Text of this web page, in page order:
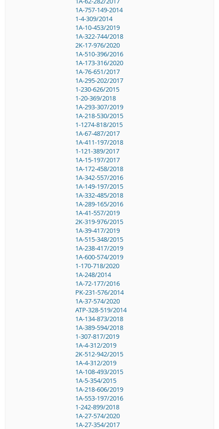
1A-757-149-2014
1-4-309/2014
1A-10-453/2019
1A-322-744/2018
2K-17-976/2020
1A-510-396/2016
1A-173-316/2020
1A-76-651/2017
1A-295-202/2017
1-230-626/2015
1-20-369/2018
1A-293-307/2019
1A-218-530/2015
1-1274-818/2015
1A-67-487/2017
1A-411-197/2018
1-121-389/2017
1A-15-197/2017
1A-172-458/2018
1A-342-557/2016
1A-149-197/2015
1A-332-485/2018
1A-289-165/2016
1A-41-557/2019
2K-319-976/2015
1A-39-417/2019
1A-515-348/2015
1A-238-417/2019
1A-600-574/2019
1-170-718/2020
1A-248/2014
1A-72-177/2016
PK-231-576/2014
1A-37-574/2020
ATP-328-519/2014
1A-134-873/2018
1A-389-594/2018
1-307-817/2019
1A-4-312/2019
2K-512-942/2015
1A-4-312/2019
1A-108-493/2015
1A-5-354/2015
1A-218-606/2019
1A-553-197/2016
1-242-899/2018
1A-27-574/2020
1A-27-354/2017